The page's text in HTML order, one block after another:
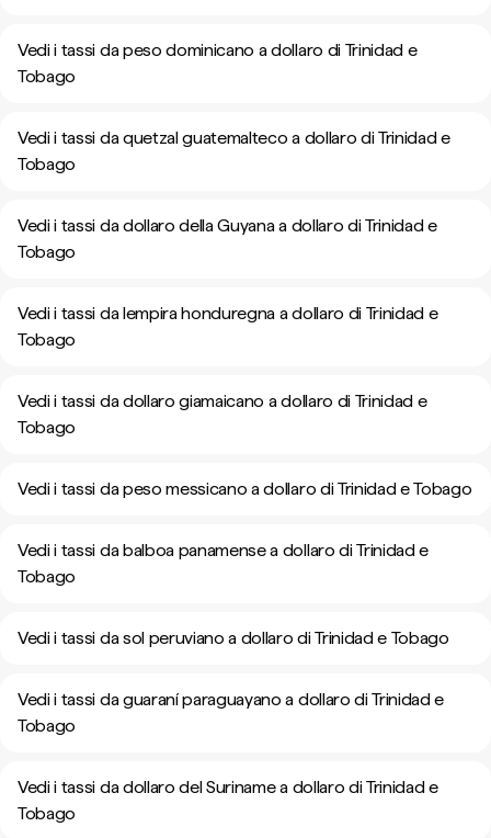
Vedi i tassi da peso dominicano a dollaro di Trinidad e
Tobago
Vedi i tassi da quetzal guatemalteco a dollaro di Trinidad e
Tobago
Vedi i tassi da dollaro della Guyana a dollaro di Trinidad e
Tobago
Vedi i tassi da lempira honduregna a dollaro di Trinidad e
Tobago
Vedi i tassi da dollaro giamaicano a dollaro di Trinidad e
Tobago
Vedi i tassi da peso messicano a dollaro di Trinidad e Tobago
Vedi i tassi da balboa panamense a dollaro di Trinidad e
Tobago
Vedi i tassi da sol peruviano a dollaro di Trinidad e Tobago
Vedi i tassi da guaraní paraguayano a dollaro di Trinidad e
Tobago
Vedi i tassi da dollaro del Suriname a dollaro di Trinidad e
Tobago